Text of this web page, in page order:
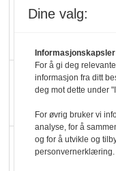
Dine valg:
For å gi deg
informasjon fra ditt
deg mot dette under
For øvrig bruker vi
analyse, for å
og for å utvikle og
personvernerklæring.